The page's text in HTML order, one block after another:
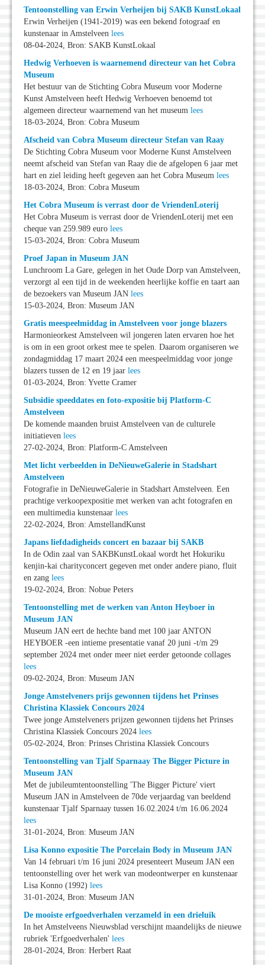
Tentoonstelling van Erwin Verheijen bij SAKB KunstLokaal
Erwin Verheijen (1941-2019) was een bekend fotograaf en
kunstenaar in Amstelveen lees
08-04-2024, Bron: SAKB KunstLokaal
Hedwig Verhoeven is waarnemend directeur van het Cobra
Museum
Het bestuur van de Stichting Cobra Museum voor Moderne
Kunst Amstelveen heeft Hedwig Verhoeven benoemd tot
algemeen directeur waarnemend van het museum lees
18-03-2024, Bron: Cobra Museum
Afscheid van Cobra Museum directeur Stefan van Raay
De Stichting Cobra Museum voor Moderne Kunst Amstelveen
neemt afscheid van Stefan van Raay die de afgelopen 6 jaar met
hart en ziel leiding heeft gegeven aan het Cobra Museum lees
18-03-2024, Bron: Cobra Museum
Het Cobra Museum is verrast door de VriendenLoterij
Het Cobra Museum is verrast door de VriendenLoterij met een
cheque van 259.989 euro lees
15-03-2024, Bron: Cobra Museum
Proef Japan in Museum JAN
Lunchroom La Gare, gelegen in het Oude Dorp van Amstelveen,
verzorgt al een tijd in de weekenden heerlijke koffie en taart aan
de bezoekers van Museum JAN lees
15-03-2024, Bron: Museum JAN
Gratis meespeelmiddag in Amstelveen voor jonge blazers
Harmonieorkest Amstelveen wil jongeren laten ervaren hoe het
is om in een groot orkest mee te spelen. Daarom organiseren we
zondagmiddag 17 maart 2024 een meespeelmiddag voor jonge
blazers tussen de 12 en 19 jaar lees
01-03-2024, Bron: Yvette Cramer
Subsidie speeddates en foto-expositie bij Platform-C
Amstelveen
De komende maanden bruist Amstelveen van de culturele
initiatieven lees
27-02-2024, Bron: Platform-C Amstelveen
Met licht verbeelden in DeNieuweGalerie in Stadshart
Amstelveen
Fotografie in DeNieuweGalerie in Stadshart Amstelveen. Een
prachtige verkoopexpositie met werken van acht fotografen en
een multimedia kunstenaar lees
22-02-2024, Bron: AmstellandKunst
Japans liefdadigheids concert en bazaar bij SAKB
In de Odin zaal van SAKBKunstLokaal wordt het Hokuriku
kenjin-kai charityconcert gegeven met onder andere piano, fluit
en zang lees
19-02-2024, Bron: Nobue Peters
Tentoonstelling met de werken van Anton Heyboer in
Museum JAN
Museum JAN eert de hechte band met 100 jaar ANTON
HEYBOER -een intieme presentatie vanaf 20 juni -t/m 29
september 2024 met onder meer niet eerder getoonde collages
lees
09-02-2024, Bron: Museum JAN
Jonge Amstelveners prijs gewonnen tijdens het Prinses
Christina Klassiek Concours 2024
Twee jonge Amstelveners prijzen gewonnen tijdens het Prinses
Christina Klassiek Concours 2024 lees
05-02-2024, Bron: Prinses Christina Klassiek Concours
Tentoonstelling van Tjalf Sparnaay The Bigger Picture in
Museum JAN
Met de jubileumtentoonstelling 'The Bigger Picture' viert
Museum JAN in Amstelveen de 70de verjaardag van beeldend
kunstenaar Tjalf Sparnaay tussen 16.02.2024 t/m 16.06.2024
lees
31-01-2024, Bron: Museum JAN
Lisa Konno expositie The Porcelain Body in Museum JAN
Van 14 februari t/m 16 juni 2024 presenteert Museum JAN een
tentoonstelling over het werk van modeontwerper en kunstenaar
Lisa Konno (1992) lees
31-01-2024, Bron: Museum JAN
De mooiste erfgoedverhalen verzameld in een drieluik
In het Amstelveens Nieuwsblad verschijnt maandelijks de nieuwe
rubriek 'Erfgoedverhalen' lees
28-01-2024, Bron: Herbert Raat